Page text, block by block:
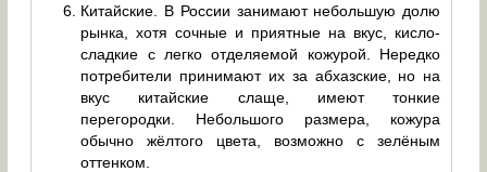
Китайские. В России занимают небольшую долю
рынка, хотя сочные и приятные на вкус, кисло-
сладкие с легко отделяемой кожурой. Нередко
потребители принимают их за абхазские, но на
вкус китайские слаще, имеют тонкие
перегородки. Небольшого размера, кожура
обычно жёлтого цвета, возможно с зелёным
оттенком.